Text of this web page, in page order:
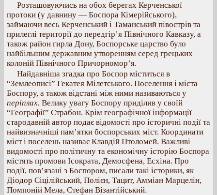
Розташовуючись на обох берегах Керченської
протоки (у давнину — Боспора Кімерійського),
займаючи весь Керченський і Таманський півострів та
прилеглі території до передгір’я Північного Кавказу, а
також район гирла Дону, Боспорське царство було
найбільшим державним утворенням серед грецьких
колоній Північного Причорномор’я.
Найдавніша згадка про Боспор міститься в
“Землеописі” Гекатея Мілетського. Поселення і міста
Боспору, а також відстані між ними називаються у
періплах. Велику увагу Боспору приділив у своїй
“Географії” Страбон. Крім географічної інформації
стародавній автор подає відомості про історичні події та
найвизначніші пам’ятки боспорських міст. Координати
міст і поселень називає Клавдій Птоломей. Важливі
видомості про політичну та економічну історію Боспора
містять промови Ісократа, Демосфена, Есхіна. Про
події, пов’язані з Боспором, писали такі історики, як
Діодор Сіцілійський, Полієн, Тацит, Амміан Марцелін,
Помпоній Мела, Стефан Візантійський.